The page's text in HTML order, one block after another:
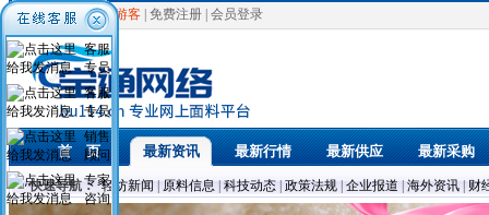
欢迎光临，游客 免费注册 会员登录
首 页 最新资讯 最新行情 最新供应 最新采购
快速导航： 轻纺新闻 原料信息 科技动态 政策法规 企业报道 海外资讯 财
客服
专员
客服
专员
销售
顾问
专家
咨询